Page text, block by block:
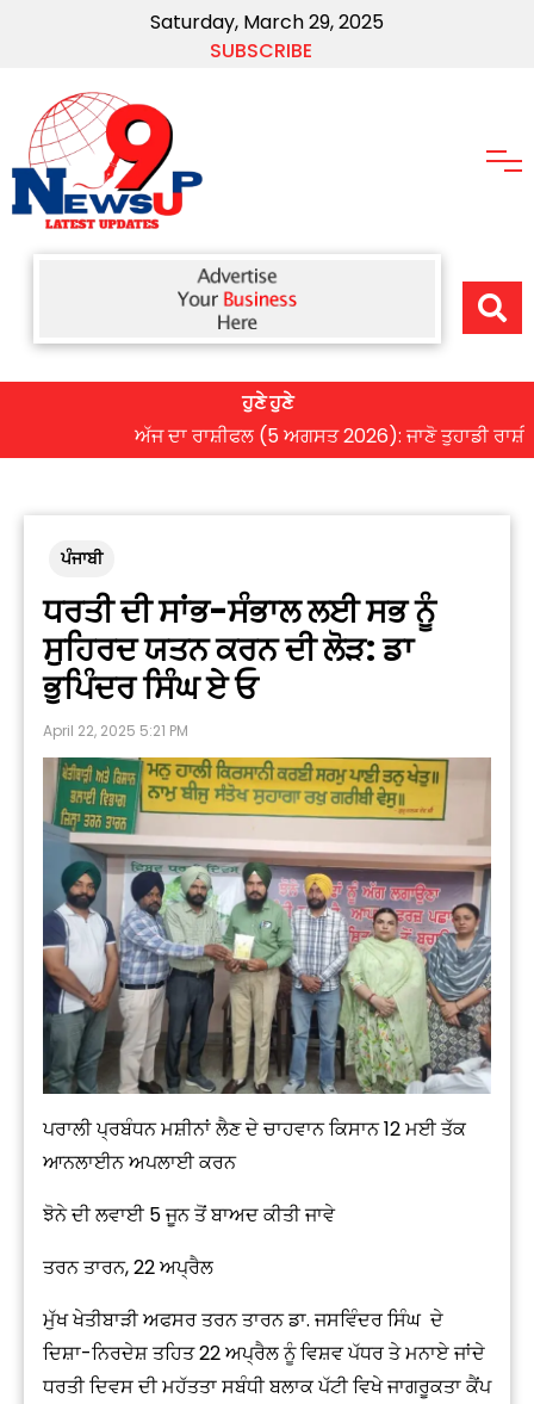
Saturday, March 29, 2025
SUBSCRIBE
ਹੁਣੇ ਹੁਣੇ
ਅੱਜ ਦਾ ਰਾਸ਼ੀਫਲ (5 ਅਗਸਤ 2026): ਜਾਣੋ ਤੁਹਾਡੀ ਰਾਸ਼ੀ ‘ਤੇ
ਪੰਜਾਬੀ
ਧਰਤੀ ਦੀ ਸਾਂਭ-ਸੰਭਾਲ ਲਈ ਸਭ ਨੂੰ
ਸੁਹਿਰਦ ਯਤਨ ਕਰਨ ਦੀ ਲੋੜ: ਡਾ
ਭੁਪਿੰਦਰ ਸਿੰਘ ਏ ਓ
April 22, 2025 5:21 PM
ਪਰਾਲੀ ਪ੍ਰਬੰਧਨ ਮਸ਼ੀਨਾਂ ਲੈਣ ਦੇ ਚਾਹਵਾਨ ਕਿਸਾਨ 12 ਮਈ ਤੱਕ
ਆਨਲਾਈਨ ਅਪਲਾਈ ਕਰਨ
ਝੋਨੇ ਦੀ ਲਵਾਈ 5 ਜੂਨ ਤੋਂ ਬਾਅਦ ਕੀਤੀ ਜਾਵੇ
ਤਰਨ ਤਾਰਨ, 22 ਅਪ੍ਰੈਲ
ਮੁੱਖ ਖੇਤੀਬਾੜੀ ਅਫਸਰ ਤਰਨ ਤਾਰਨ ਡਾ. ਜਸਵਿੰਦਰ ਸਿੰਘ ਦੇ
ਦਿਸ਼ਾ-ਨਿਰਦੇਸ਼ ਤਹਿਤ 22 ਅਪ੍ਰੈਲ ਨੂੰ ਵਿਸ਼ਵ ਪੱਧਰ ਤੇ ਮਨਾਏ ਜਾਂਦੇ
ਧਰਤੀ ਦਿਵਸ ਦੀ ਮਹੱਤਤਾ ਸਬੰਧੀ ਬਲਾਕ ਪੱਟੀ ਵਿਖੇ ਜਾਗਰੂਕਤਾ ਕੈਂਪ